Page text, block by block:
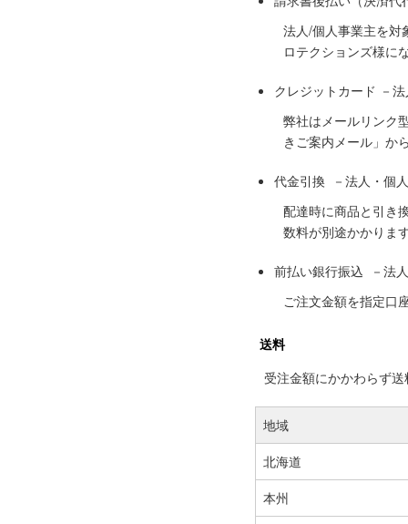
法人/個人事業主を対
ロテクションズ様に
クレジットカード －
弊社はメールリンク
きご案内メール」か
代金引換 －法人・個
配達時に商品と引き
数料が別途かかりま
前払い銀行振込 －法
ご注文金額を指定口
送料
受注金額にかかわらず
地域
北海道
本州